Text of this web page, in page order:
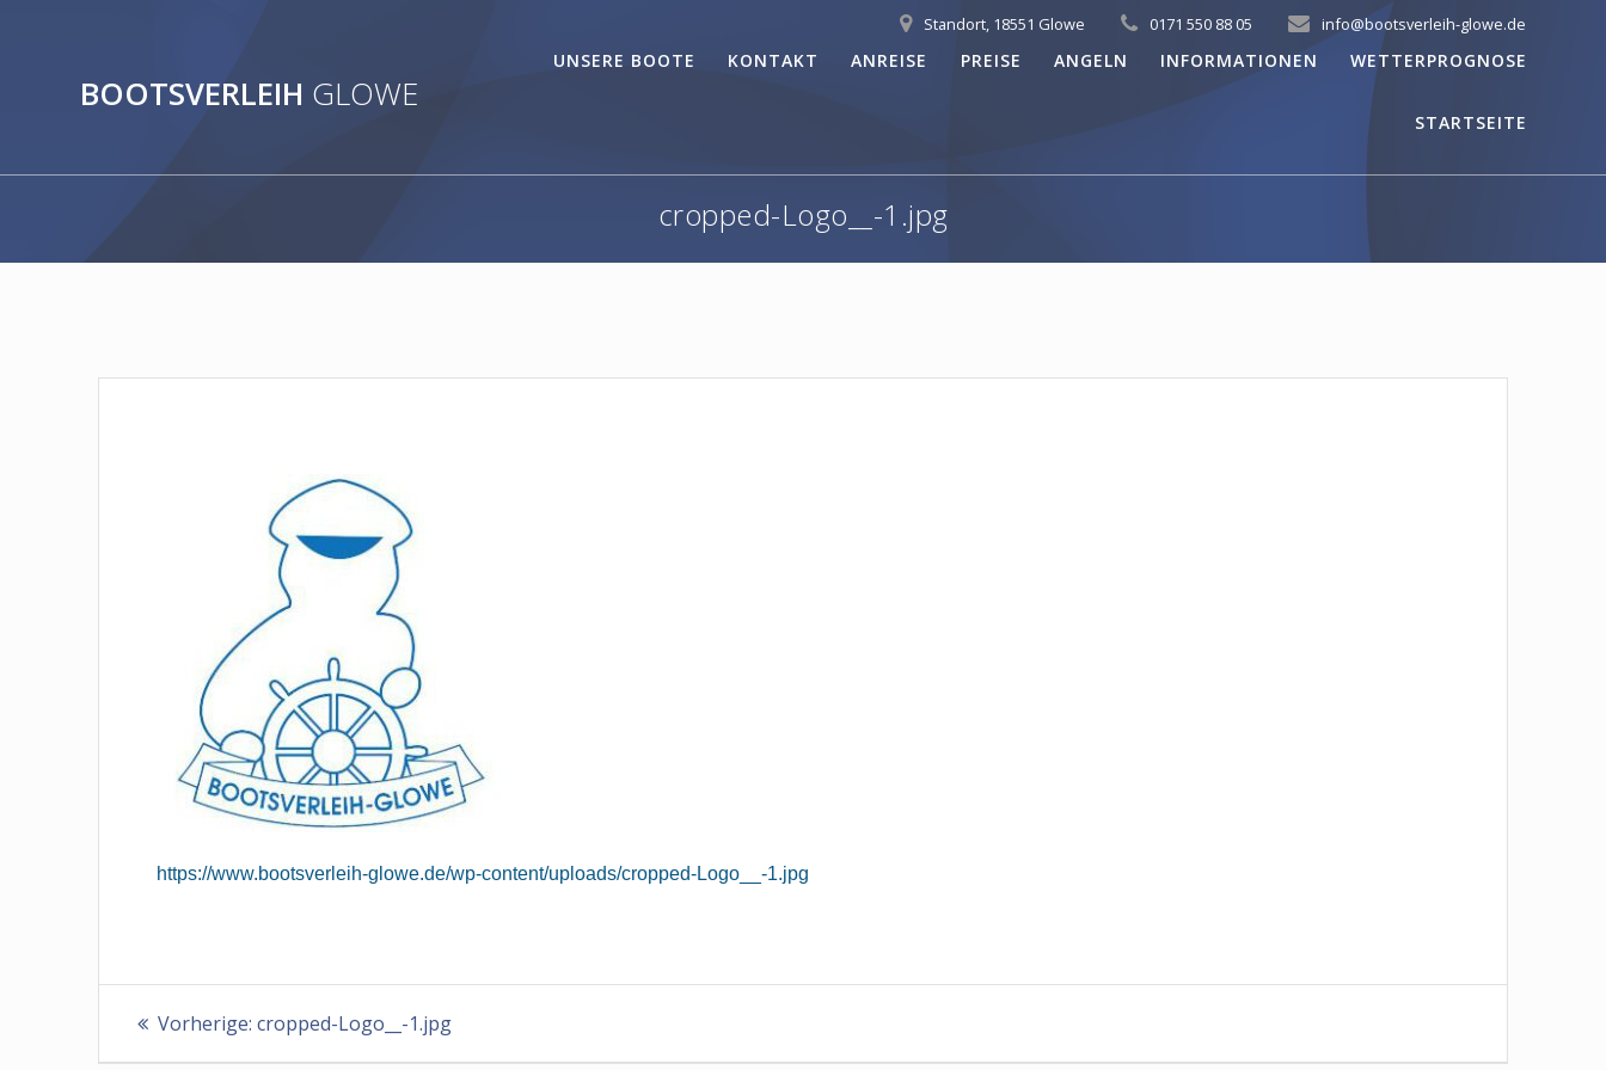
Standort, 18551 Glowe 0171 550 88 05 info@bootsverleih-glowe.de
BOOTSVERLEIH GLOWE
UNSERE BOOTE KONTAKT ANREISE PREISE ANGELN INFORMATIONEN WETTERPROGNOSE
STARTSEITE
cropped-Logo__-1.jpg
https://www.bootsverleih-glowe.de/wp-content/uploads/cropped-Logo__-1.jpg
Beitragsnavigation
Vorherige: Vorheriger
cropped-Logo__-1.jpg